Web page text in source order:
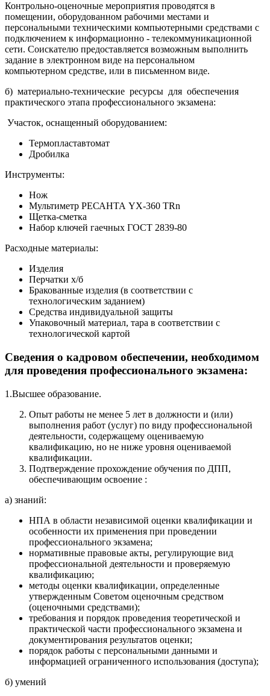
Контрольно-оценочные мероприятия проводятся в
помещении, оборудованном рабочими местами и
персональными техническими компьютерными средствами с
подключением к информационно - телекоммуникационной
сети. Соискателю предоставляется возможным выполнить
задание в электронном виде на персональном
компьютерном средстве, или в письменном виде.
б) материально-технические ресурсы для обеспечения
практического этапа профессионального экзамена:
Участок, оснащенный оборудованием:
Термопластавтомат
Дробилка
Инструменты:
Нож
Мультиметр РЕСАНТА YX-360 TRn
Щетка-сметка
Набор ключей гаечных ГОСТ 2839-80
Расходные материалы:
Изделия
Перчатки х/б
Бракованные изделия (в соответствии с
технологическим заданием)
Средства индивидуальной защиты
Упаковочный материал, тара в соответствии с
технологической картой
Сведения о кадровом обеспечении, необходимом
для проведения профессионального экзамена:
1.Высшее образование.
Опыт работы не менее 5 лет в должности и (или)
выполнения работ (услуг) по виду профессиональной
деятельности, содержащему оцениваемую
квалификацию, но не ниже уровня оцениваемой
квалификации.
Подтверждение прохождение обучения по ДПП,
обеспечивающим освоение :
а) знаний:
НПА в области независимой оценки квалификации и
особенности их применения при проведении
профессионального экзамена;
нормативные правовые акты, регулирующие вид
профессиональной деятельности и проверяемую
квалификацию;
методы оценки квалификации, определенные
утвержденным Советом оценочным средством
(оценочными средствами);
требования и порядок проведения теоретической и
практической части профессионального экзамена и
документирования результатов оценки;
порядок работы с персональными данными и
информацией ограниченного использования (доступа);
б) умений